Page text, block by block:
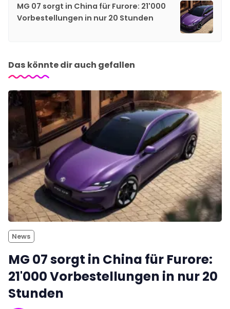
MG 07 sorgt in China für Furore: 21'000
Vorbestellungen in nur 20 Stunden
Das könnte dir auch gefallen
News
MG 07 sorgt in China für Furore:
21'000 Vorbestellungen in nur 20
Stunden